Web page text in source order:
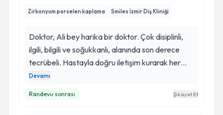
Zirkonyum porselen kaplama Smiles İzmir Diş Kliniği
Doktor, Ali bey harika bir doktor. Çok disiplinli,
ilgili, bilgili ve soğukkanlı, alanında son derece
tecrübeli. Hastayla doğru iletişim kurarak her
işlemi kısaca açıklayarak sizi inanılmaz rahatlıyor,
Devamı
Randevu sonrası Şikayet Et